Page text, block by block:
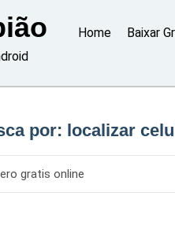
Home Baixar
por: localizar